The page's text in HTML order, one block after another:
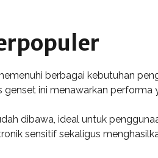
berbagai kebutuhan
ini menawarkan performa
dibawa, ideal untuk
sensitif sekaligus